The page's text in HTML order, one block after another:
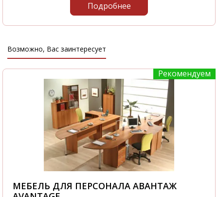
Подробнее
Возможно, Вас заинтересует
Рекомендуем
МЕБЕЛЬ ДЛЯ ПЕРСОНАЛА АВАНТАЖ